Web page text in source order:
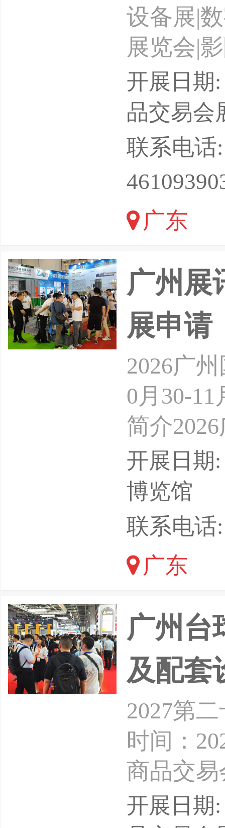
设备展|
展览会|
博览会
26)2026
院博览会
开展日期
品交易会
联系电话
广东
广州展
展申请
2026广
0月30-
简介
P）将于
贸博览
体育生
事、体
活”为主
开展日期
博览馆
联系电话:
广东
广州台
及配套
2027第
时间：
商品交
方米）
开展日期